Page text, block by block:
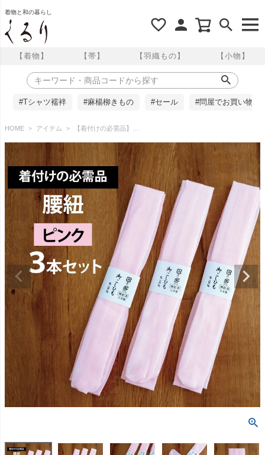
着物と和の暮らし
【着物】 【帯】 【羽織もの】 【小物】
#Tシャツ襦袢 #麻楊柳きもの #セール #問屋でお買い物
HOME アイテム 【着付けの必需品】モスリン腰紐〈ピンク・3本セット〉